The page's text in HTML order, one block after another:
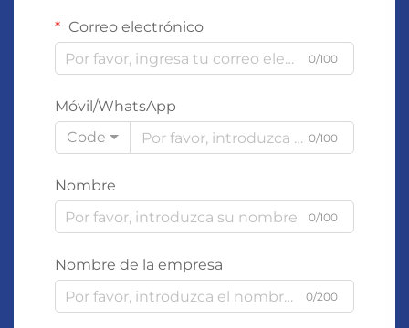
Correo electrónico
0/100
Móvil/WhatsApp
Code
0/100
Nombre
0/100
Nombre de la empresa
0/200